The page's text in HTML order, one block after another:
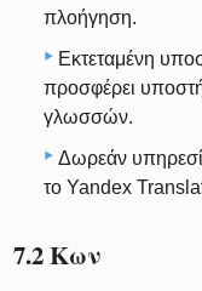
πλοήγηση.
Εκτεταμένη
προσφέρει
γλωσσών.
Δωρεάν
το Yandex
7.2 Κων